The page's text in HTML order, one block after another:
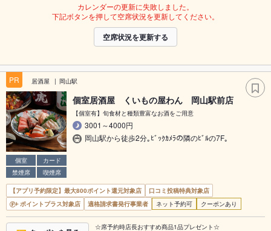
カレンダーの更新に失敗しました。
下記ボタンを押して空席状況を更新してください。
空席状況を更新する
PR 居酒屋 岡山駅
個室
カード
禁煙席
喫煙席
個室居酒屋 くいもの屋わん 岡山駅前店
【個室有】旬食材と種類豊富なお酒をご用意
3001～4000円
岡山駅から徒歩2分｡ﾋﾞｯｸｶﾒﾗの隣のﾋﾞﾙの7F｡
【アプリ予約限定】最大800ポイント還元対象店
口コミ投稿特典対象店
ポイントプラス対象店
適格請求書発行事業者 ネット予約可 クーポンあり
☆席予約時店長おすすめ商品1品プレゼント☆